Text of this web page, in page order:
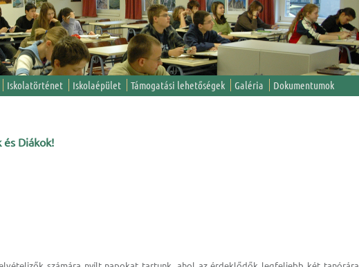
Iskolatörténet Iskolaépület Támogatási lehetőségek Galéria Dokumentumok
Diákok!